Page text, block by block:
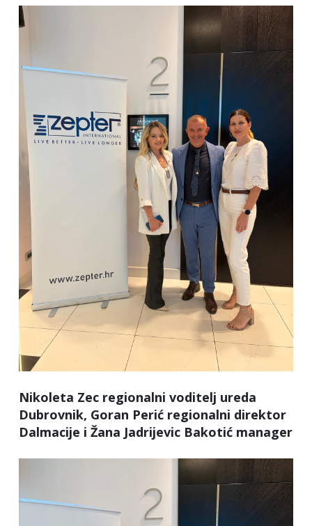
Nikoleta Zec regionalni voditelj ureda
Dubrovnik, Goran Perić regionalni direktor
Dalmacije i Žana Jadrijevic Bakotić manager